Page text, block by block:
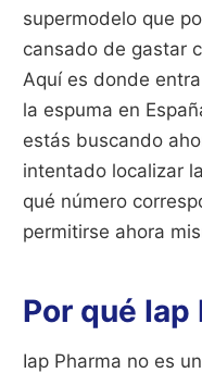
supermodelo que
cansado de gastar
Aquí es donde
la espuma en
estás buscando
intentado localizar
qué número
permitirse ahora
Por qué
Iap Pharma no es